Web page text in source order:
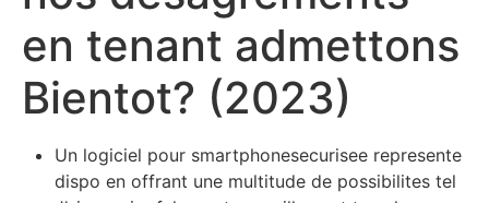
en tenant admettons
Bientot? (2023)
Un logiciel pour smartphonesecurisee represente
dispo en offrant une multitude de possibilites tel